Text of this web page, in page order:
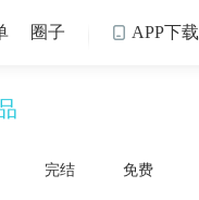
圈子  APP下载
完结 免费